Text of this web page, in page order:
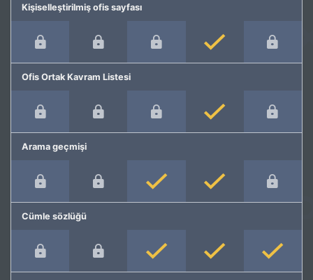
Kişiselleştirilmiş ofis sayfası
Ofis Ortak Kavram Listesi
Arama geçmişi
Cümle sözlüğü